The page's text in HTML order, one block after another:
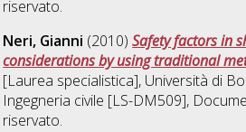
riservato.
Neri, Gianni (2010)Safety factors in
considerations by using traditional
[Laurea specialistica], Università di
Ingegneria civile [LS-DM509],
riservato.